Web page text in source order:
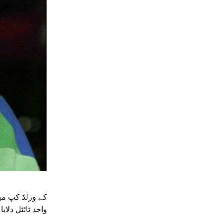
واحد ٹائٹل